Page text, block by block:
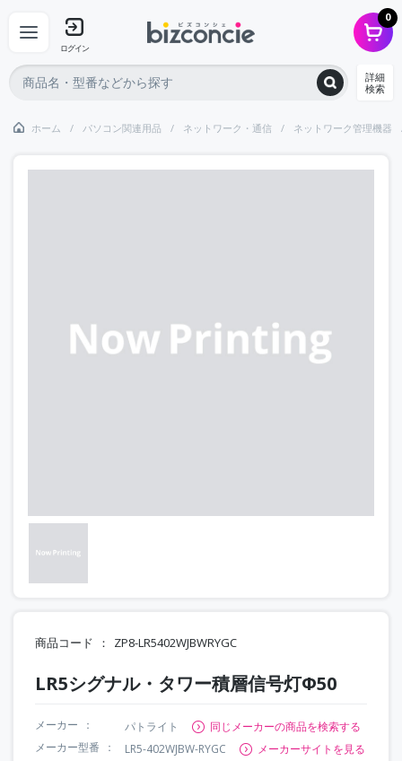
ログイン
0
詳細
検索
ホーム パソコン関連用品 ネットワーク・通信 ネットワーク管理機器
商品コード ZP8-LR5402WJBWRYGC
LR5シグナル・タワー積層信号灯Φ50
メーカー パトライト
同じメーカーの商品を検索する
メーカー型番
LR5-402WJBW-RYGC メーカーサイトを見る